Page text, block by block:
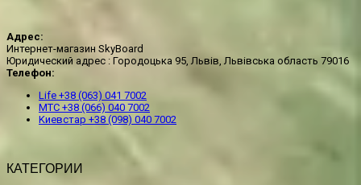
Адрес:
Интернет-магазин SkyBoard
Юридический адрес : Городоцька 95, Львів, Львівська область 79016
Телефон:
Life +38 (063) 041 7002
МТС +38 (066) 040 7002
Kиевстар +38 (098) 040 7002
КАТЕГОРИИ